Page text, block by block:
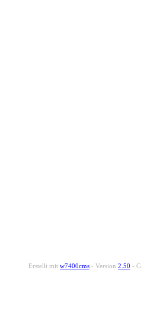
Erstellt mit w7400cms - Version 2.50 -